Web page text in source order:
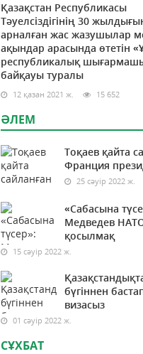
Қазақстан Республикасы
Тәуелсіздігінің 30
арналған жас жазушылар
ақындар арасында өтетін
республикалық
байқауы туралы
12 қазан 2021 ж. 15 652
ӘЛЕМ
Тоқаев қайта
Франция
25 сәуір 2022 ж.
«Сабасына
Медведев
қосылмақ
15 сәуір 2022 ж.
бүгіннен
визасыз
01 сәуір 2022 ж.
СҰХБАТ